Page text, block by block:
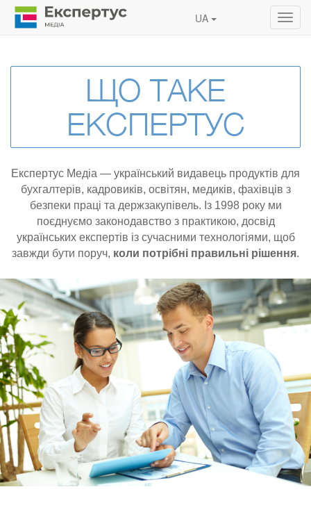
UA
ЩО ТАКЕ
ЕКСПЕРТУС
Експертус Медіа — український видавець продуктів для
бухгалтерів, кадровиків, освітян, медиків, фахівців з
безпеки праці та держзакупівель. Із 1998 року ми
поєднуємо законодавство з практикою, досвід
українських експертів із сучасними технологіями, щоб
завжди бути поруч, коли потрібні правильні рішення.